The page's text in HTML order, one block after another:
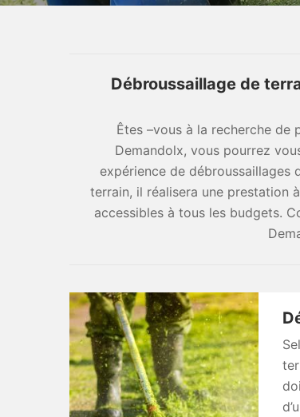
Débroussaillage de
Êtes –vous à la recherche
Demandolx, vous pourrez
expérience de
terrain, il réalisera une prestation
accessibles à tous les budgets.